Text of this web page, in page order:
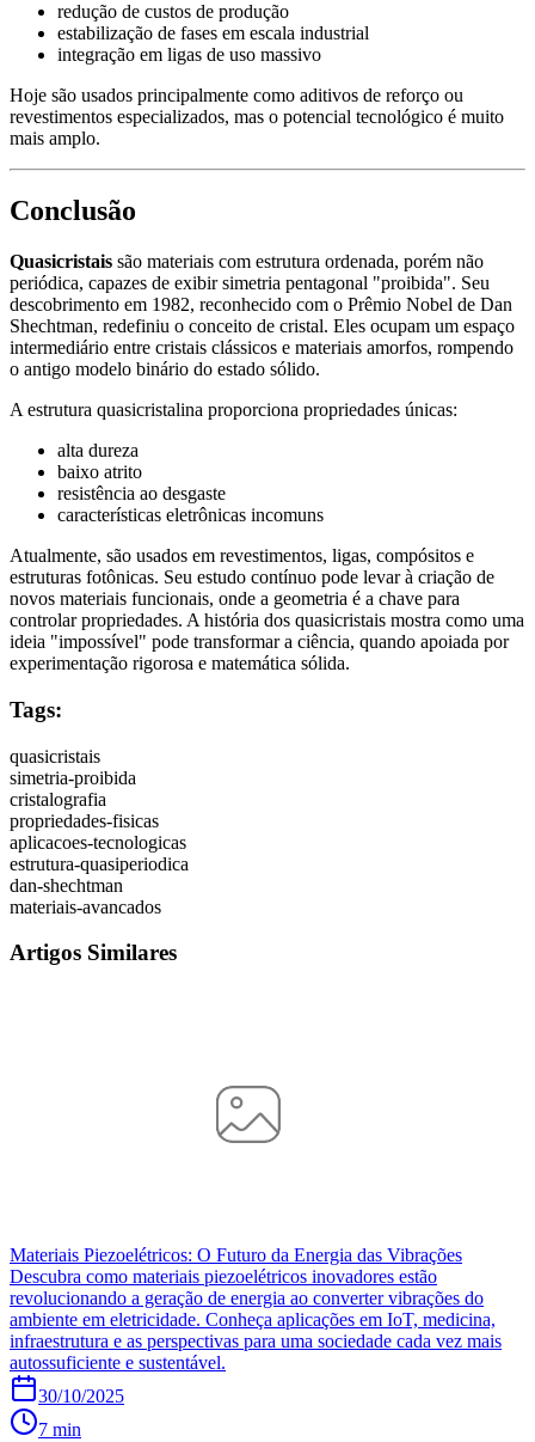
redução de custos de produção
estabilização de fases em escala industrial
integração em ligas de uso massivo
Hoje são usados principalmente como aditivos de reforço ou
revestimentos especializados, mas o potencial tecnológico é muito
mais amplo.
Conclusão
Quasicristais são materiais com estrutura ordenada, porém não
periódica, capazes de exibir simetria pentagonal "proibida". Seu
descobrimento em 1982, reconhecido com o Prêmio Nobel de Dan
Shechtman, redefiniu o conceito de cristal. Eles ocupam um espaço
intermediário entre cristais clássicos e materiais amorfos, rompendo
o antigo modelo binário do estado sólido.
A estrutura quasicristalina proporciona propriedades únicas:
alta dureza
baixo atrito
resistência ao desgaste
características eletrônicas incomuns
Atualmente, são usados em revestimentos, ligas, compósitos e
estruturas fotônicas. Seu estudo contínuo pode levar à criação de
novos materiais funcionais, onde a geometria é a chave para
controlar propriedades. A história dos quasicristais mostra como uma
ideia "impossível" pode transformar a ciência, quando apoiada por
experimentação rigorosa e matemática sólida.
Tags:
quasicristais
simetria-proibida
cristalografia
propriedades-fisicas
aplicacoes-tecnologicas
estrutura-quasiperiodica
dan-shechtman
materiais-avancados
Artigos Similares
Materiais Piezoelétricos: O Futuro da Energia das Vibrações
Descubra como materiais piezoelétricos inovadores estão
revolucionando a geração de energia ao converter vibrações do
ambiente em eletricidade. Conheça aplicações em IoT, medicina,
infraestrutura e as perspectivas para uma sociedade cada vez mais
autossuficiente e sustentável.
30/10/2025
7 min